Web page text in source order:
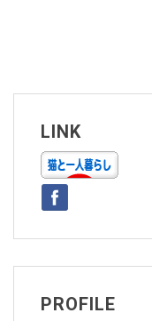
ビ
ゲ
ー
シ
ョ
ン
LINK
PROFILE